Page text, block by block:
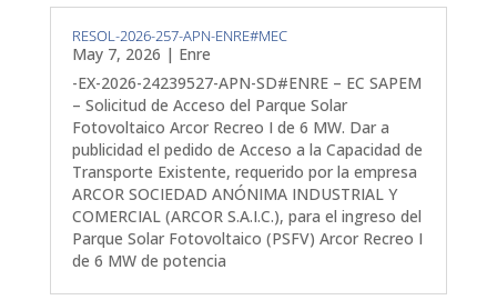
RESOL-2026-257-APN-ENRE#MEC
May 7, 2026 | Enre
-EX-2026-24239527-APN-SD#ENRE – EC SAPEM
– Solicitud de Acceso del Parque Solar
Fotovoltaico Arcor Recreo I de 6 MW. Dar a
publicidad el pedido de Acceso a la Capacidad de
Transporte Existente, requerido por la empresa
ARCOR SOCIEDAD ANÓNIMA INDUSTRIAL Y
COMERCIAL (ARCOR S.A.I.C.), para el ingreso del
Parque Solar Fotovoltaico (PSFV) Arcor Recreo I
de 6 MW de potencia